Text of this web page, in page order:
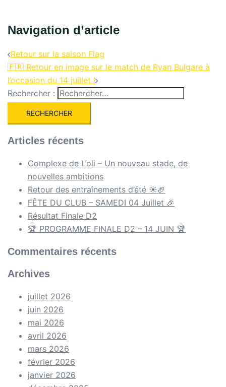
Navigation d’article
Retour sur la saison Flag
🇫🇷 Retour en image sur le match de Ryan Bulgare à
l’occasion du 14 juillet !
Rechercher :
Articles récents
Complexe de L’oli – Un nouveau stade, de
nouvelles ambitions
Retour des entraînements d’été ☀️🏈
FÊTE DU CLUB – SAMEDI 04 Juillet 🎉
Résultat Finale D2
🏆 PROGRAMME FINALE D2 – 14 JUIN 🏆
Commentaires récents
Archives
juillet 2026
juin 2026
mai 2026
avril 2026
mars 2026
février 2026
janvier 2026